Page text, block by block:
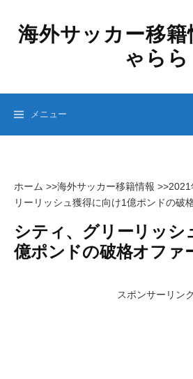
ッ
海外サッカー移
ゃらら
メニュー
ホーム >>海外サッカー移籍情報 >>2021
リーリッシュ獲得に向け1億ポンドの破
シティ、グリーリッシ
億ポンドの破格オファ
スポンサーリンク